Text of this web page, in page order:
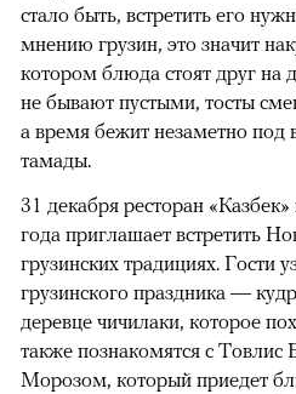
стало быть, встретить его
мнению грузин, это значит
котором блюда стоят друг на
не бывают пустыми, тосты
а время бежит незаметно
тамады.
31 декабря ресторан
года приглашает встретить
грузинских традициях. Гости
грузинского праздника —
деревце чичилаки, которое
также познакомятся с
Морозом, который приедет